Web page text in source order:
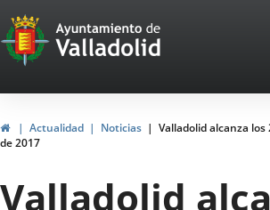
Portal
Web
del
Ayuntamiento
de
Valladolid
InicioActualidad Noticias
Valladolid alcanza
de 2017
Valladolid